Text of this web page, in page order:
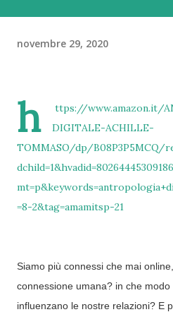
novembre 29, 2020
h
ttps://www.amazon.it/
DIGITALE-ACHILLE-
TOMMASO/dp/B08P3P5MCQ/
=8-2&tag=amamitsp-21
Siamo più connessi che mai
connessione umana? in che
influenzano le nostre relazioni? E